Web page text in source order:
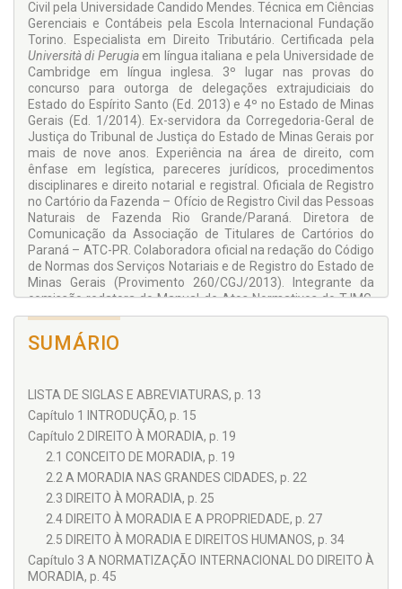
Civil pela Universidade Candido Mendes. Técnica em Ciências
Gerenciais e Contábeis pela Escola Internacional Fundação
Torino. Especialista em Direito Tributário. Certificada pela
Università di Perugia em língua italiana e pela Universidade de
Cambridge em língua inglesa. 3º lugar nas provas do
concurso para outorga de delegações extrajudiciais do
Estado do Espírito Santo (Ed. 2013) e 4º no Estado de Minas
Gerais (Ed. 1/2014). Ex-servidora da Corregedoria-Geral de
Justiça do Tribunal de Justiça do Estado de Minas Gerais por
mais de nove anos. Experiência na área de direito, com
ênfase em legística, pareceres jurídicos, procedimentos
disciplinares e direito notarial e registral. Oficiala de Registro
no Cartório da Fazenda – Ofício de Registro Civil das Pessoas
Naturais de Fazenda Rio Grande/Paraná. Diretora de
Comunicação da Associação de Titulares de Cartórios do
Paraná – ATC-PR. Colaboradora oficial na redação do Código
de Normas dos Serviços Notariais e de Registro do Estado de
Minas Gerais (Provimento 260/CGJ/2013). Integrante da
comissão redatora do Manual de Atos Normativos do TJMG.
Autora do Manual de Rotinas de Secretaria de Juízo com
competência Cível e Infracional da Infância e da Juventude.
SUMÁRIO
LISTA DE SIGLAS E ABREVIATURAS, p. 13
Capítulo 1 INTRODUÇÃO, p. 15
Capítulo 2 DIREITO À MORADIA, p. 19
2.1 CONCEITO DE MORADIA, p. 19
2.2 A MORADIA NAS GRANDES CIDADES, p. 22
2.3 DIREITO À MORADIA, p. 25
2.4 DIREITO À MORADIA E A PROPRIEDADE, p. 27
2.5 DIREITO À MORADIA E DIREITOS HUMANOS, p. 34
Capítulo 3 A NORMATIZAÇÃO INTERNACIONAL DO DIREITO À
MORADIA, p. 45